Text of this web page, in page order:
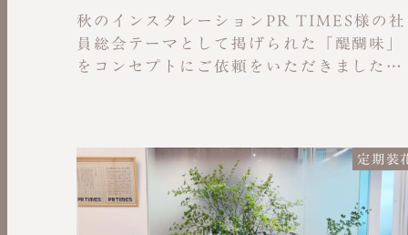
秋のインスタレーションPR TIMES様の社
員総会テーマとして掲げられた「醍醐味」
をコンセプトにご依頼をいただきました。
と支え合う尊さが込められており、赤いア
マランサスの花言葉である「粘り強さ」と
ともに、その深い意味を込めた装飾をさせ
ていただきました。
定期装